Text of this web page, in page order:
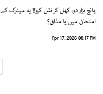
پانچ ہزار دو، کھل کر نقل کرو!! یہ میٹرک کے
امتحان میں یا مذاق؟
Apr 17, 2026 08:17 PM